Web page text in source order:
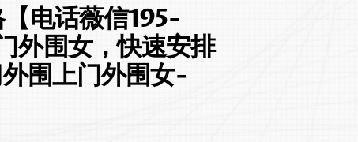
电话薇信195-
外围女，快速安排
围上门外围女-